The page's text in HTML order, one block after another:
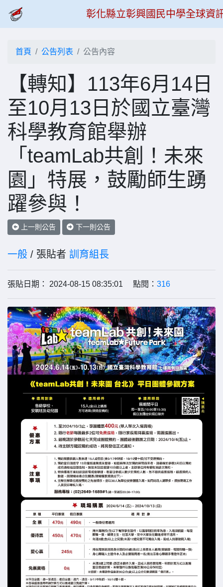
彰化縣立彰興國民中學全球資
首頁 公告列表 公告內容
【轉知】113年6月14日
至10月13日於國立臺灣
科學教育館舉辦
「teamLab共創！未來
園」特展，鼓勵師生踴
躍參與！
上一則公告 下一則公告
一般 / 張貼者 訓育組長
張貼日期： 2024-08-15 08:35:01 點閱： 316